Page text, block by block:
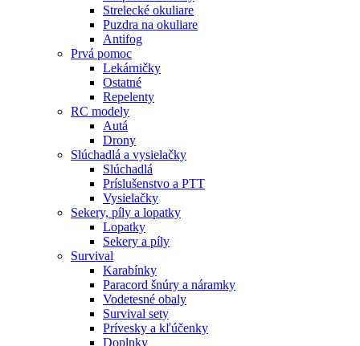
Strelecké okuliare
Puzdra na okuliare
Antifog
Prvá pomoc
Lekárničky
Ostatné
Repelenty
RC modely
Autá
Drony
Slúchadlá a vysielačky
Slúchadlá
Príslušenstvo a PTT
Vysielačky
Sekery, píly a lopatky
Lopatky
Sekery a píly
Survival
Karabínky
Paracord šnúry a náramky
Vodetesné obaly
Survival sety
Prívesky a kľúčenky
Doplnky